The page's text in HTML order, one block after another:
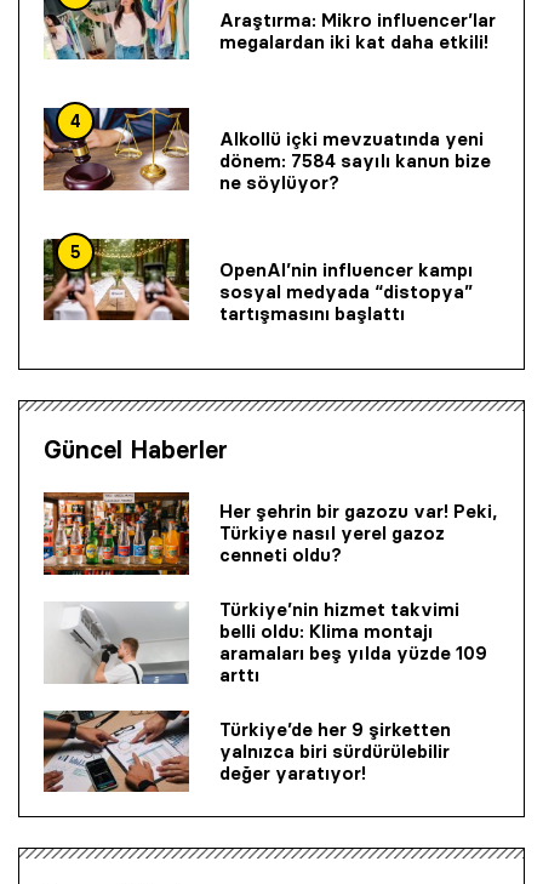
Araştırma: Mikro influencer’lar
megalardan iki kat daha etkili!
4
Alkollü içki mevzuatında yeni
dönem: 7584 sayılı kanun bize
ne söylüyor?
5
OpenAI’nin influencer kampı
sosyal medyada “distopya”
tartışmasını başlattı
Güncel Haberler
Her şehrin bir gazozu var! Peki,
Türkiye nasıl yerel gazoz
cenneti oldu?
Türkiye’nin hizmet takvimi
belli oldu: Klima montajı
aramaları beş yılda yüzde 109
arttı
Türkiye’de her 9 şirketten
yalnızca biri sürdürülebilir
değer yaratıyor!